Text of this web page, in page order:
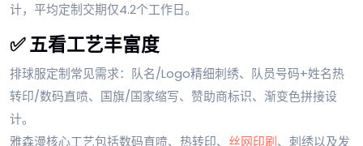
计，平均定制交期仅4.2个工作日。
✅ 五看工艺丰富度
排球服定制常见需求：队名/Logo精细刺绣、队员号码+姓名热
转印/数码直喷、国旗/国家缩写、赞助商标识、渐变色拼接设
计。
雅森漫核心工艺包括数码直喷、热转印、 丝网印刷、刺绣以及发